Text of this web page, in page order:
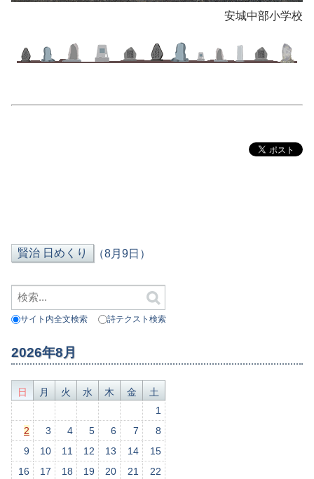
安城中部小学校
（8月9日）
サイト内全文検索 詩テクスト検索
2026年8月
日 月 火 水 木 金
土
1
2
3 4 5 6 7
8
9
10 11 12 13 14
15
16
17 18 19 20 21 22